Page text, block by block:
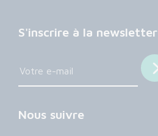
S'inscrire à la newsletter
Nous suivre